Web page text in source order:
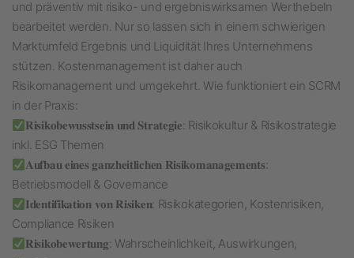
und präventiv mit risiko- und ergebniswirksamen Werthebeln
bearbeitet werden. Nur so lassen sich in einem schwierigen
Marktumfeld Ergebnis und Liquidität Ihres Unternehmens
stützen. Kostenmanagement ist daher auch
Risikomanagement und umgekehrt. Wie funktioniert ein SCRM
in der Praxis:
𝐑𝐢𝐬𝐢𝐤𝐨𝐛𝐞𝐰𝐮𝐬𝐬𝐭𝐬𝐞𝐢𝐧 𝐮𝐧𝐝 𝐒𝐭𝐫𝐚𝐭𝐞𝐠𝐢𝐞: Risikokultur & Risikostrategie
inkl. ESG Themen
𝐀𝐮𝐟𝐛𝐚𝐮 𝐞𝐢𝐧𝐞𝐬 𝐠𝐚𝐧𝐳𝐡𝐞𝐢𝐭𝐥𝐢𝐜𝐡𝐞𝐧 𝐑𝐢𝐬𝐢𝐤𝐨𝐦𝐚𝐧𝐚𝐠𝐞𝐦𝐞𝐧𝐭𝐬:
Betriebsmodell & Governance
𝐈𝐝𝐞𝐧𝐭𝐢𝐟𝐢𝐤𝐚𝐭𝐢𝐨𝐧 𝐯𝐨𝐧 𝐑𝐢𝐬𝐢𝐤𝐞𝐧: Risikokategorien, Kostenrisiken,
Compliance Risiken
𝐑𝐢𝐬𝐢𝐤𝐨𝐛𝐞𝐰𝐞𝐫𝐭𝐮𝐧𝐠: Wahrscheinlichkeit, Auswirkungen,